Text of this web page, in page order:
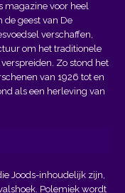
magazine voor heel
de geest van De
verschaffen,
om het traditionele
Zo stond het
van 1926 tot en
als een herleving van
Joods-inhoudelijk zijn,
Polemiek wordt